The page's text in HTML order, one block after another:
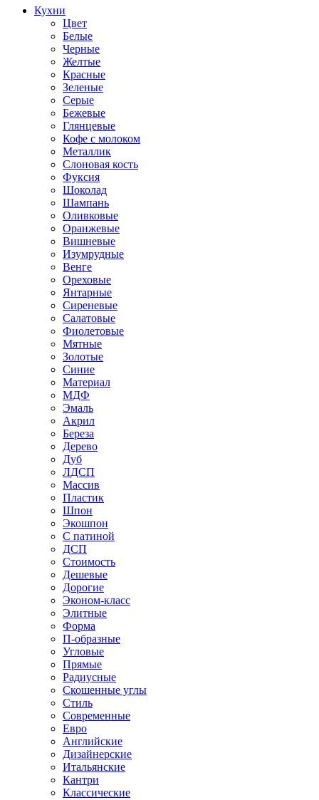
Кухни
Цвет
Белые
Черные
Желтые
Красные
Зеленые
Серые
Бежевые
Глянцевые
Кофе с молоком
Металлик
Слоновая кость
Фуксия
Шоколад
Шампань
Оливковые
Оранжевые
Вишневые
Изумрудные
Венге
Ореховые
Янтарные
Сиреневые
Салатовые
Фиолетовые
Мятные
Золотые
Синие
Материал
МДФ
Эмаль
Акрил
Береза
Дерево
Дуб
ЛДСП
Массив
Пластик
Шпон
Экошпон
С патиной
ДСП
Стоимость
Дешевые
Дорогие
Эконом-класс
Элитные
Форма
П-образные
Угловые
Прямые
Радиусные
Скошенные углы
Стиль
Современные
Евро
Английские
Дизайнерские
Итальянские
Кантри
Классические